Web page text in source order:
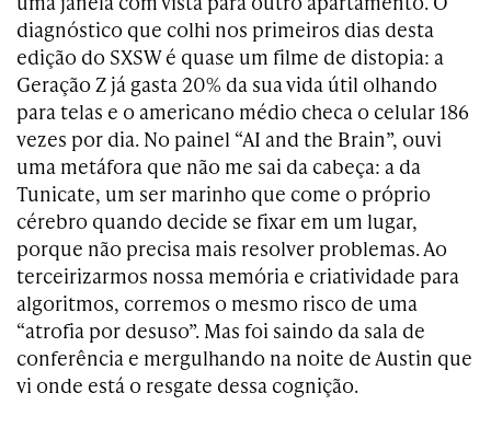
diagnóstico que colhi nos primeiros dias desta
edição do SXSW é quase um filme de distopia: a
Geração Z já gasta 20% da sua vida útil olhando
para telas e o americano médio checa o celular 186
vezes por dia. No painel “AI and the Brain”, ouvi
uma metáfora que não me sai da cabeça: a da
Tunicate, um ser marinho que come o próprio
cérebro quando decide se fixar em um lugar,
porque não precisa mais resolver problemas. Ao
terceirizarmos nossa memória e criatividade para
algoritmos, corremos o mesmo risco de uma
“atrofia por desuso”. Mas foi saindo da sala de
conferência e mergulhando na noite de Austin que
vi onde está o resgate dessa cognição.